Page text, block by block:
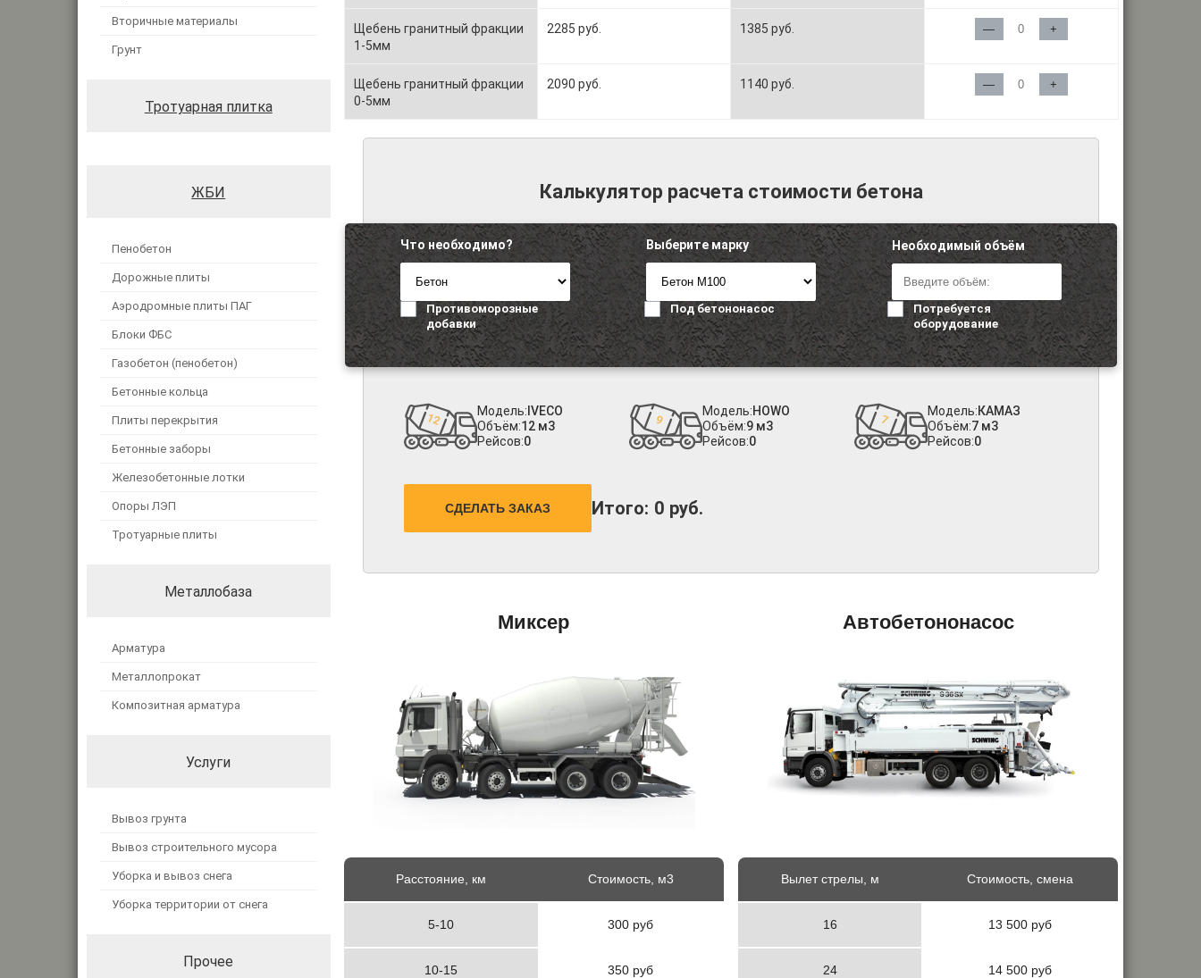
Вторичные материалы
Грунт
Тротуарная плитка
ЖБИ
Пенобетон
Дорожные плиты
Аэродромные плиты ПАГ
Блоки ФБС
Газобетон (пенобетон)
Бетонные кольца
Плиты перекрытия
Бетонные заборы
Железобетонные лотки
Опоры ЛЭП
Тротуарные плиты
Металлобаза
Арматура
Металлопрокат
Композитная арматура
Услуги
Вывоз грунта
Вывоз строительного мусора
Уборка и вывоз снега
Уборка территории от снега
Прочее
Щебень гранитный фракции
1-5мм
2285 руб. 1385 руб. — +
Щебень гранитный фракции
0-5мм
2090 руб. 1140 руб. — +
Калькулятор расчета стоимости бетона
Что необходимо? Выберите марку Необходимый объём
Противоморозные
добавки
Под бетононасос
Потребуется
оборудование
Модель: IVECO
Объём:12 м3
Рейсов:0
Модель:HOWO
Объём:9 м3
Рейсов:0
Модель:КАМАЗ
Объём:7 м3
Рейсов:0
Итого: 0 руб.
СДЕЛАТЬ ЗАКАЗ
Миксер
Расстояние, км Стоимость, м3
5-10 300 руб
10-15 350 руб
Автобетононасос
Вылет стрелы, м Стоимость, смена
16 13 500 руб
24 14 500 руб